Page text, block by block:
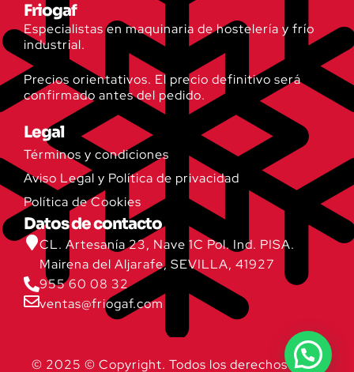
Friogaf
Especialistas en maquinaria de hostelería y frío
industrial.
Precios orientativos. El precio definitivo será
confirmado antes del pedido.
Legal
Términos y condiciones
Aviso Legal y Política de privacidad
Política de Cookies
Datos de contacto
CL. Artesanía 23, Nave 1C Pol. Ind. PISA.
Mairena del Aljarafe, SEVILLA, 41927
955 60 08 32
ventas@friogaf.com
© 2025 © Copyright. Todos los derechos